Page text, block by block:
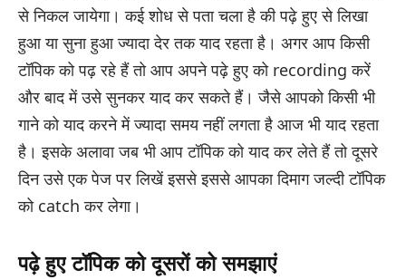
से निकल जायेगा। कई शोध से पता चला है की पढ़े हुए से लिखा
हुआ या सुना हुआ ज्यादा देर तक याद रहता है। अगर आप किसी
टॉपिक को पढ़ रहे हैं तो आप अपने पढ़े हुए को recording करें
और बाद में उसे सुनकर याद कर सकते हैं। जैसे आपको किसी भी
गाने को याद करने में ज्यादा समय नहीं लगता है आज भी याद रहता
है। इसके अलावा जब भी आप टॉपिक को याद कर लेते हैं तो दूसरे
दिन उसे एक पेज पर लिखें इससे इससे आपका दिमाग जल्दी टॉपिक
को catch कर लेगा।
पढ़े हुए टॉपिक को दूसरों को समझाएं